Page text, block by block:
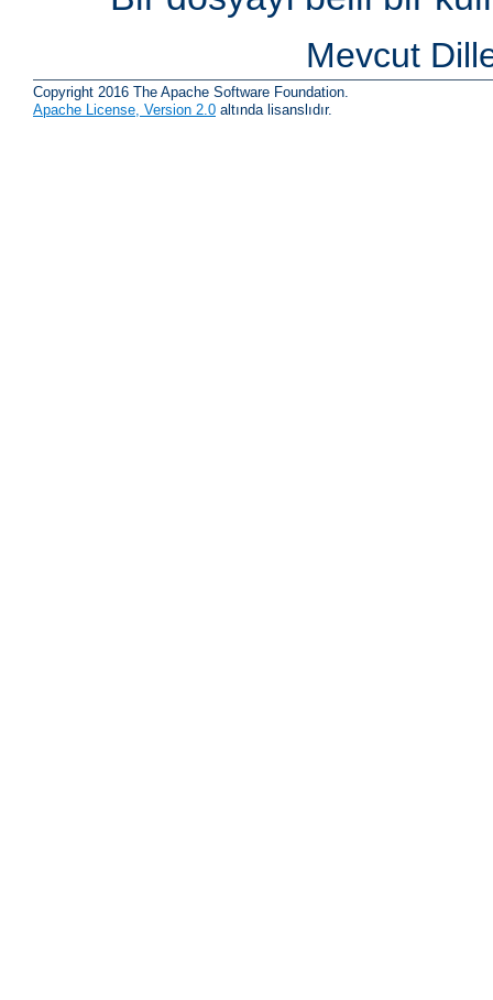
Mevcut
Copyright 2016 The Apache Software Foundation.
Apache License, Version 2.0 altında lisanslıdır.